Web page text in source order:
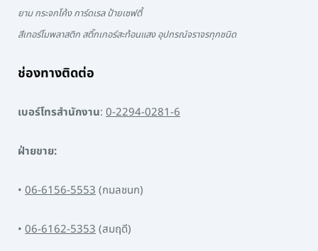
ยาม กระจกโค้ง การ์ดเรล ป้ายเซฟตี้
สีเทอร์โมพลาสติก สติ๊กเกอร์สะท้อนแสง อุปกรณ์จราจรทุกชนิด
ช่องทางติดต่อ
เบอร์โทรสำนักงาน: 0-2294-0281-6
ฝ่ายขาย:
• 06-6156-5553(กมลชนก)
• 06-6162-5353(สมฤดี)